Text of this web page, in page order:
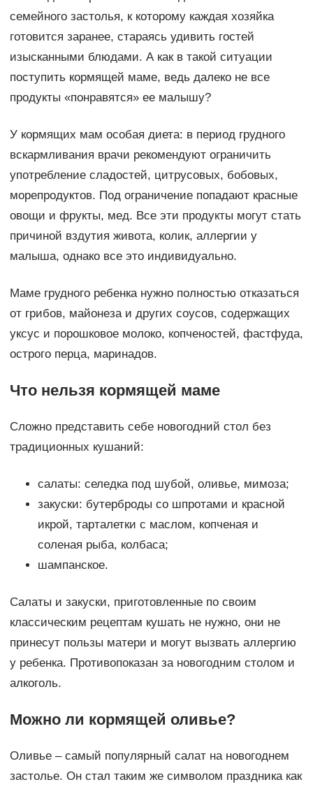
семейного застолья, к которому каждая хозяйка
готовится заранее, стараясь удивить гостей
изысканными блюдами. А как в такой ситуации
поступить кормящей маме, ведь далеко не все
продукты «понравятся» ее малышу?
У кормящих мам особая диета: в период грудного
вскармливания врачи рекомендуют ограничить
употребление сладостей, цитрусовых, бобовых,
морепродуктов. Под ограничение попадают красные
овощи и фрукты, мед. Все эти продукты могут стать
причиной вздутия живота, колик, аллергии у
малыша, однако все это индивидуально.
Маме грудного ребенка нужно полностью отказаться
от грибов, майонеза и других соусов, содержащих
уксус и порошковое молоко, копченостей, фастфуда,
острого перца, маринадов.
Что нельзя кормящей маме
Сложно представить себе новогодний стол без
традиционных кушаний:
салаты: селедка под шубой, оливье, мимоза;
закуски: бутерброды со шпротами и красной
икрой, тарталетки с маслом, копченая и
соленая рыба, колбаса;
шампанское.
Салаты и закуски, приготовленные по своим
классическим рецептам кушать не нужно, они не
принесут пользы матери и могут вызвать аллергию
у ребенка. Противопоказан за новогодним столом и
алкоголь.
Можно ли кормящей оливье?
Оливье – самый популярный салат на новогоднем
застолье. Он стал таким же символом праздника как